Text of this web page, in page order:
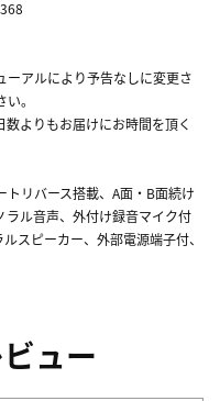
アルにより予告なしに変更さ
。
よりもお届けにお時間を頂く
リバース搭載、A面・B面続け
ラル音声、外付け録音マイク付
スピーカー、外部電源端子付、
ュー